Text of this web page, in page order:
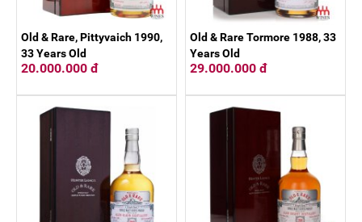
Old & Rare, Pittyvaich 1990,
33 Years Old
20.000.000 đ
Old & Rare Tormore 1988, 33
Years Old
29.000.000 đ